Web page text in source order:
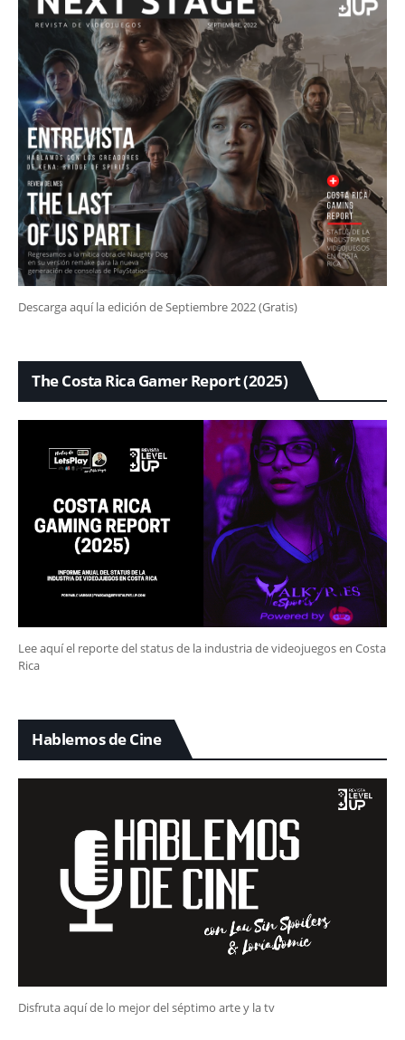
Descarga aquí la edición de Septiembre 2022 (Gratis)
The Costa Rica Gamer Report (2025)
Lee aquí el reporte del status de la industria de videojuegos en Costa
Rica
Hablemos de Cine
Disfruta aquí de lo mejor del séptimo arte y la tv